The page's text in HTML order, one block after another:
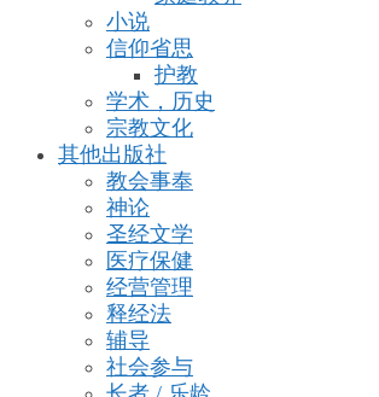
小说
信仰省思
护教
学术，历史
宗教文化
其他出版社
教会事奉
神论
圣经文学
医疗保健
经营管理
释经法
辅导
社会参与